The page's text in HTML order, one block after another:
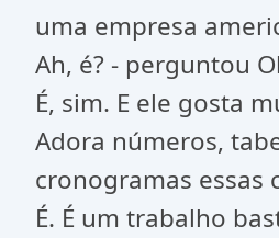
uma empresa
Ah, é? - perguntou
É, sim. E ele gosta
Adora números,
cronogramas essas
É. É um trabalho